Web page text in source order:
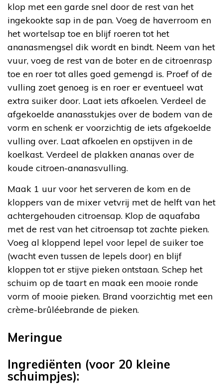
klop met een garde snel door de rest van het
ingekookte sap in de pan. Voeg de haverroom en
het wortelsap toe en blijf roeren tot het
ananasmengsel dik wordt en bindt. Neem van het
vuur, voeg de rest van de boter en de citroenrasp
toe en roer tot alles goed gemengd is. Proef of de
vulling zoet genoeg is en roer er eventueel wat
extra suiker door. Laat iets afkoelen. Verdeel de
afgekoelde ananasstukjes over de bodem van de
vorm en schenk er voorzichtig de iets afgekoelde
vulling over. Laat afkoelen en opstijven in de
koelkast. Verdeel de plakken ananas over de
koude citroen-ananasvulling.
Maak 1 uur voor het serveren de kom en de
kloppers van de mixer vetvrij met de helft van het
achtergehouden citroensap. Klop de aquafaba
met de rest van het citroensap tot zachte pieken.
Voeg al kloppend lepel voor lepel de suiker toe
(wacht even tussen de lepels door) en blijf
kloppen tot er stijve pieken ontstaan. Schep het
schuim op de taart en maak een mooie ronde
vorm of mooie pieken. Brand voorzichtig met een
crème-brûléebrande de pieken.
Meringue
Ingrediënten (voor 20 kleine
schuimpjes):